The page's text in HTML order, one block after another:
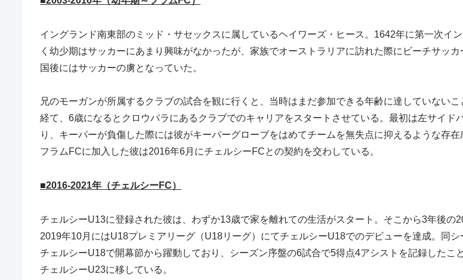
イングランド南東部のミッド・サセックスに属しているヘイワーズ・ヒース。1642年に第一次イ
く幼少期はサッカーにあまり興味がなかったが、家族でオーストラリアに訪れた際にビーチサッ
国後にはサッカーの虜となっていた。
兄のモーガンが所属するクラブの試合を観に行くと、当時はまだ参加できる年齢に達していない
経て、6歳になるとクロウバラにあるクラブでのキャリアをスタートさせている。最初は左サイ
り、キーパーが負傷した際には彼がキーパーグローブをはめてチームを無失点に抑えるような存
フラムFCに加入した彼は2016年6月にチェルシーFCとの契約を交わしている。
■2016-2021年（チェルシーFC）
チェルシーU13に登録された彼は、わずか13歳で家を離れての生活がスタート。そこから3年後の
2019年10月にはU18プレミアリーグ（U18リーグ）にてチェルシーU18でのデビューを達成。同
チェルシーU18で開幕節から躍動しており、シーズン序盤の6試合で5得点4アシストを記録した
チェルシーU23に移している。